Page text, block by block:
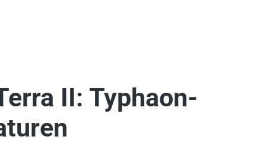
II: Typhaon-